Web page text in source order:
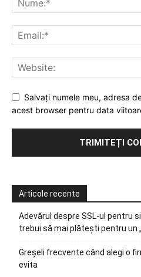
Salvați numele meu, adresa
acest browser pentru data
Articole recente
Adevărul despre SSL-ul pentru
trebui să mai plătești pentru un
Greșeli frecvente când alegi o
evita